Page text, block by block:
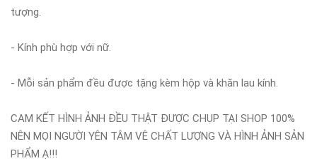
tượng.
- Kính phù hợp với nữ.
- Mỗi sản phẩm đều được tặng kèm hộp và khăn lau kính.
CAM KẾT HÌNH ẢNH ĐỀU THẬT ĐƯỢC CHỤP TẠI SHOP 100%
NÊN MỌI NGƯỜI YÊN TÂM VÊ CHẤT LƯỢNG VÀ HÌNH ẢNH SẢN
PHẨM Ạ!!!